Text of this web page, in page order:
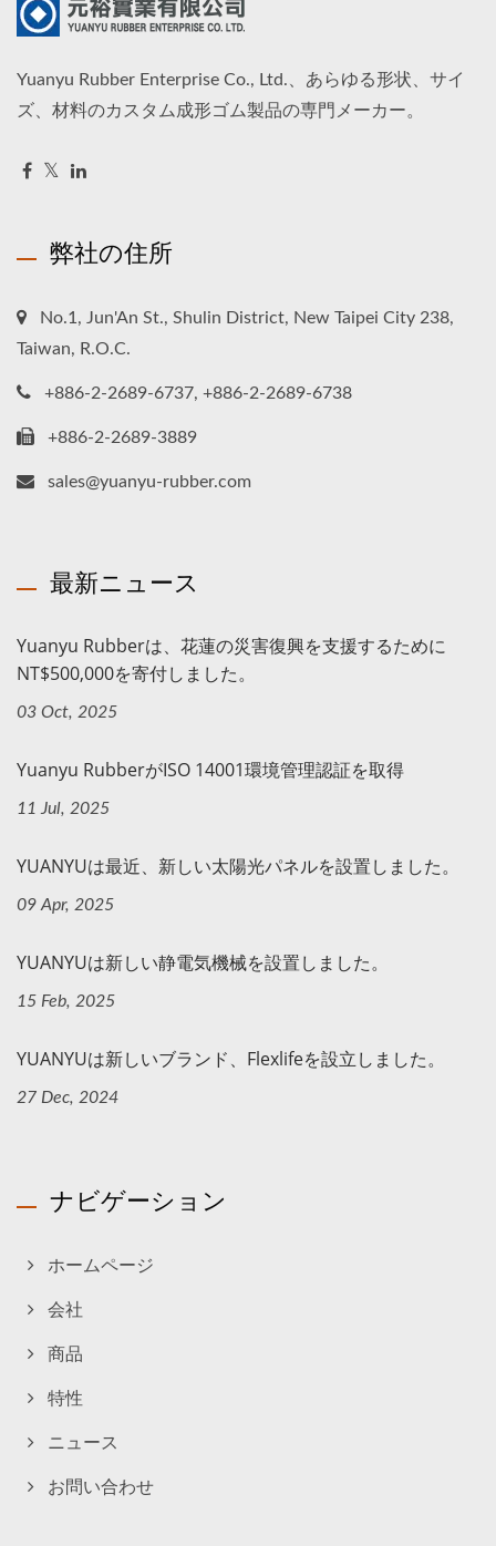
Yuanyu Rubber Enterprise Co., Ltd.、あらゆる形状、サイ
ズ、材料のカスタム成形ゴム製品の専門メーカー。
弊社の住所
No.1, Jun'An St., Shulin District, New Taipei City 238,
Taiwan, R.O.C.
+886-2-2689-6737, +886-2-2689-6738
+886-2-2689-3889
sales@yuanyu-rubber.com
最新ニュース
Yuanyu Rubberは、花蓮の災害復興を支援するために
NT$500,000を寄付しました。
03 Oct, 2025
Yuanyu RubberがISO 14001環境管理認証を取得
11 Jul, 2025
YUANYUは最近、新しい太陽光パネルを設置しました。
09 Apr, 2025
YUANYUは新しい静電気機械を設置しました。
15 Feb, 2025
YUANYUは新しいブランド、Flexlifeを設立しました。
27 Dec, 2024
ナビゲーション
ホームページ
会社
商品
特性
ニュース
お問い合わせ